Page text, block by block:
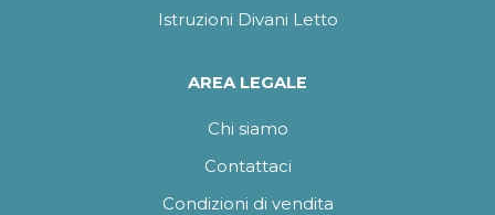
Istruzioni Divani Letto
AREA LEGALE
Chi siamo
Contattaci
Condizioni di vendita